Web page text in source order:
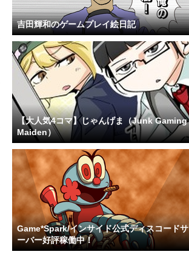
吉田輝和のゲームプレイ絵日記
【大人気4コマ】じゃんげま（Junk Gaming
Maiden）
Game*Spark/インサイド公式ディスコードサ
ーバー好評稼働中！